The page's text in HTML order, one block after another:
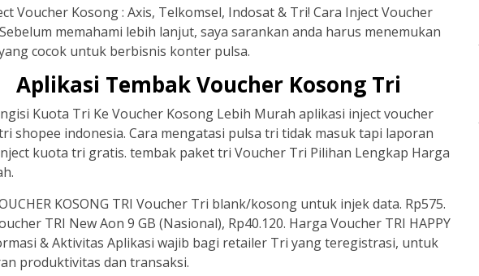
Voucher Kosong : Axis, Telkomsel, Indosat & Tri! Cara Inject Voucher
memahami lebih lanjut, saya sarankan anda harus menemukan
cocok untuk berbisnis konter pulsa.
Aplikasi Tembak Voucher Kosong Tri
Kuota Tri Ke Voucher Kosong Lebih Murah aplikasi inject voucher
shopee indonesia. Cara mengatasi pulsa tri tidak masuk tapi laporan
kuota tri gratis. tembak paket tri Voucher Tri Pilihan Lengkap Harga
KOSONG TRI Voucher Tri blank/kosong untuk injek data. Rp575.
TRI New Aon 9 GB (Nasional), Rp40.120. Harga Voucher TRI HAPPY
& Aktivitas Aplikasi wajib bagi retailer Tri yang teregistrasi, untuk
produktivitas dan transaksi.